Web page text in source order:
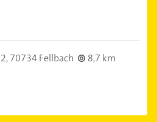
70734 Fellbach
8,7 km